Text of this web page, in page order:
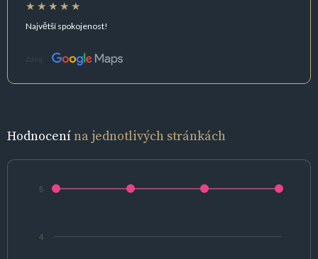
Najvětší spokojenost!
Zdroj:
Hodnocenína jednotlivých stránkách
4
5